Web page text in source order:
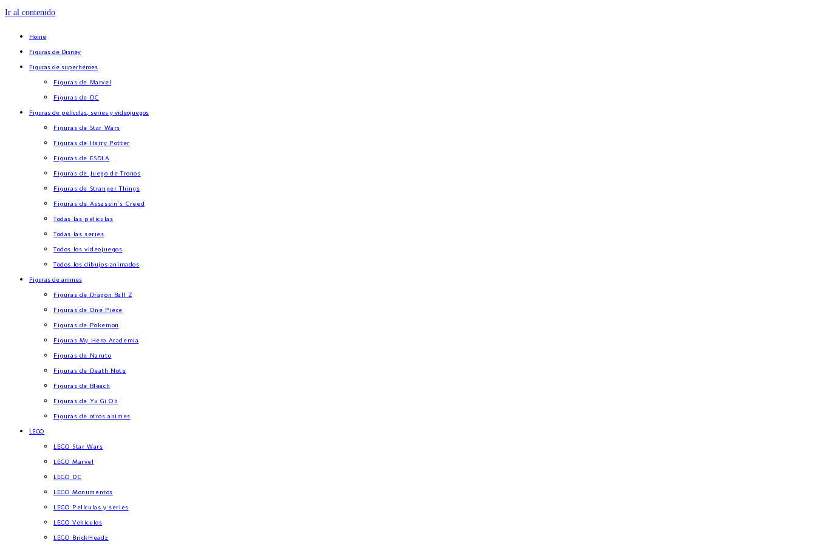
Ir al contenido
Home
Figuras de Disney
Figuras de superhéroes
Figuras de Marvel
Figuras de DC
Figuras de películas, series y videojuegos
Figuras de Star Wars
Figuras de Harry Potter
Figuras de ESDLA
Figuras de Juego de Tronos
Figuras de Stranger Things
Figuras de Assassin’s Creed
Todas las películas
Todas las series
Todos los videojuegos
Todos los dibujos animados
Figuras de animes
Figuras de Dragon Ball Z
Figuras de One Piece
Figuras de Pokemon
Figuras My Hero Academia
Figuras de Naruto
Figuras de Death Note
Figuras de Bleach
Figuras de Yu Gi Oh
Figuras de otros animes
LEGO
LEGO Star Wars
LEGO Marvel
LEGO DC
LEGO Monumentos
LEGO Películas y series
LEGO Vehículos
LEGO BrickHeadz